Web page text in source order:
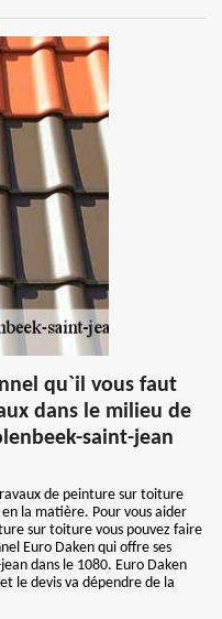
qu`il vous faut
dans le milieu de
saint-jean
de peinture sur toiture
la matière. Pour vous aider
sur toiture vous pouvez faire
Euro Daken qui offre ses
dans le 1080. Euro Daken
le devis va dépendre de la